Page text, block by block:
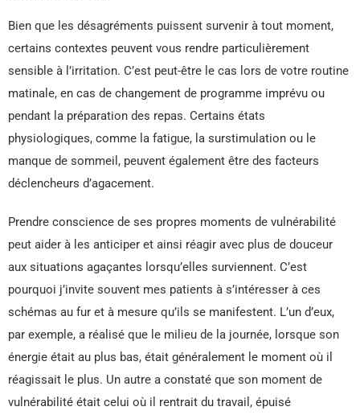
Bien que les désagréments puissent survenir à tout moment,
certains contextes peuvent vous rendre particulièrement
sensible à l’irritation. C’est peut-être le cas lors de votre routine
matinale, en cas de changement de programme imprévu ou
pendant la préparation des repas. Certains états
physiologiques, comme la fatigue, la surstimulation ou le
manque de sommeil, peuvent également être des facteurs
déclencheurs d’agacement.
Prendre conscience de ses propres moments de vulnérabilité
peut aider à les anticiper et ainsi réagir avec plus de douceur
aux situations agaçantes lorsqu’elles surviennent. C’est
pourquoi j’invite souvent mes patients à s’intéresser à ces
schémas au fur et à mesure qu’ils se manifestent. L’un d’eux,
par exemple, a réalisé que le milieu de la journée, lorsque son
énergie était au plus bas, était généralement le moment où il
réagissait le plus. Un autre a constaté que son moment de
vulnérabilité était celui où il rentrait du travail, épuisé